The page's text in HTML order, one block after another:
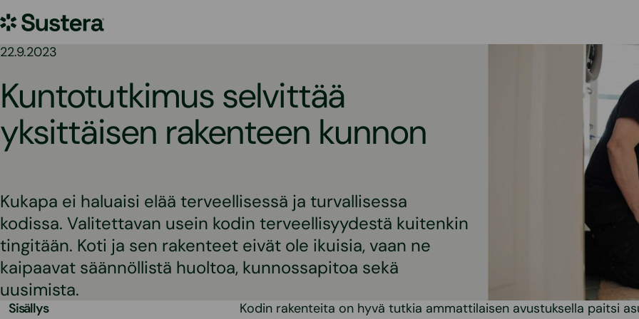
sisältöön
Sustera
22.9.2023
Kuntotutkimus selvittää
yksittäisen rakenteen kunnon
Kukapa ei haluaisi elää terveellisessä ja turvallisessa
kodissa. Valitettavan usein kodin terveellisyydestä kuitenkin
tingitään. Koti ja sen rakenteet eivät ole ikuisia, vaan ne
kaipaavat säännöllistä huoltoa, kunnossapitoa sekä
uusimista.
Sisällys
Kodin rakenteita on hyvä tutkia ammattilaisen avustuksella paitsi